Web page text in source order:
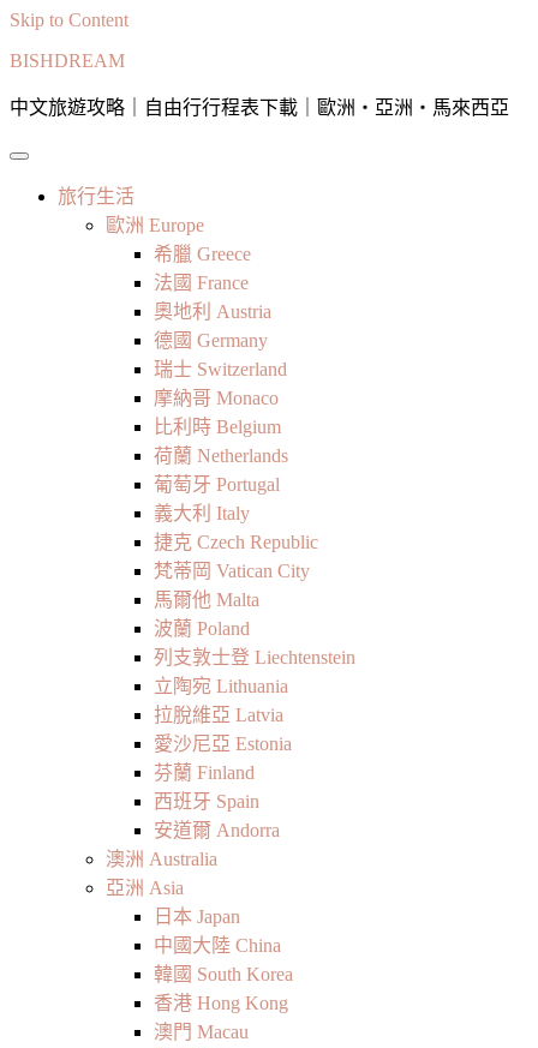
Skip to Content
BISHDREAM
中文旅遊攻略｜自由行行程表下載｜歐洲・亞洲・馬來西亞
旅行生活
歐洲 Europe
希臘 Greece
法國 France
奧地利 Austria
德國 Germany
瑞士 Switzerland
摩納哥 Monaco
比利時 Belgium
荷蘭 Netherlands
葡萄牙 Portugal
義大利 Italy
捷克 Czech Republic
梵蒂岡 Vatican City
馬爾他 Malta
波蘭 Poland
列支敦士登 Liechtenstein
立陶宛 Lithuania
拉脫維亞 Latvia
愛沙尼亞 Estonia
芬蘭 Finland
西班牙 Spain
安道爾 Andorra
澳洲 Australia
亞洲 Asia
日本 Japan
中國大陸 China
韓國 South Korea
香港 Hong Kong
澳門 Macau